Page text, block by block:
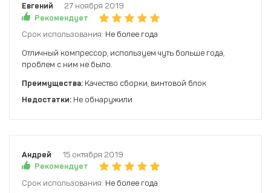
Евгений
27 ноября 2019
Рекомендует
Срок использования: Не более года
Отличный компрессор, используем чуть больше года,
проблем с ним не было.
Преимущества: Качество сборки, винтовой блок
Недостатки: Не обнаружили
Андрей
15 октября 2019
Рекомендует
Срок использования: Не более года